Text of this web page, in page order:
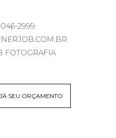
2999
FOTOGRAFIA
SEU ORÇAMENTO